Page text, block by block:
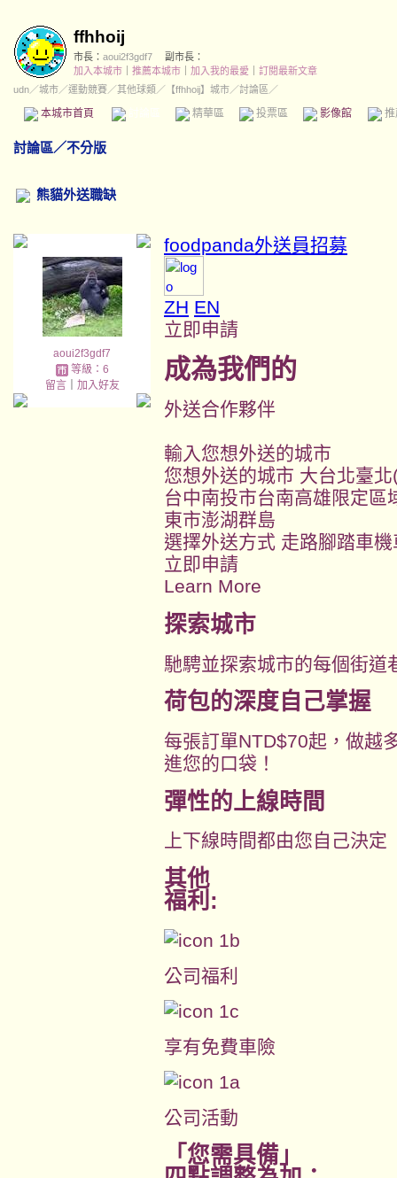
ffhhoij
市長： aoui2f3gdf7
副市長：
加入本城市
推薦本城市 加入我的最愛
訂閱最新文章
udn／城市／運動競賽／其他球類 ／ 【ffhhoij】城市／討論區／
本城市首頁 精華區 投票區 影像館
討論區／不分版
熊貓外送職缺
aoui2f3gdf7
等級：6
留言｜ 加入好友
foodpanda外送員招募
ZH EN
立即申請
成為我們的
外送合作夥伴
輸入您想外送的城市
您想外送的城市 大台北臺
台中南投市台南高雄限定區
東市澎湖群島
選擇外送方式 走路腳踏車機
立即申請
Learn More
探索城市
馳騁並探索城市的每個街道
荷包的深度自己掌握
每張訂單NTD$70起，做越
進您的口袋！
彈性的上線時間
上下線時間都由您自己決定
其他
福利:
公司福利
享有免費車險
公司活動
「您需具備」